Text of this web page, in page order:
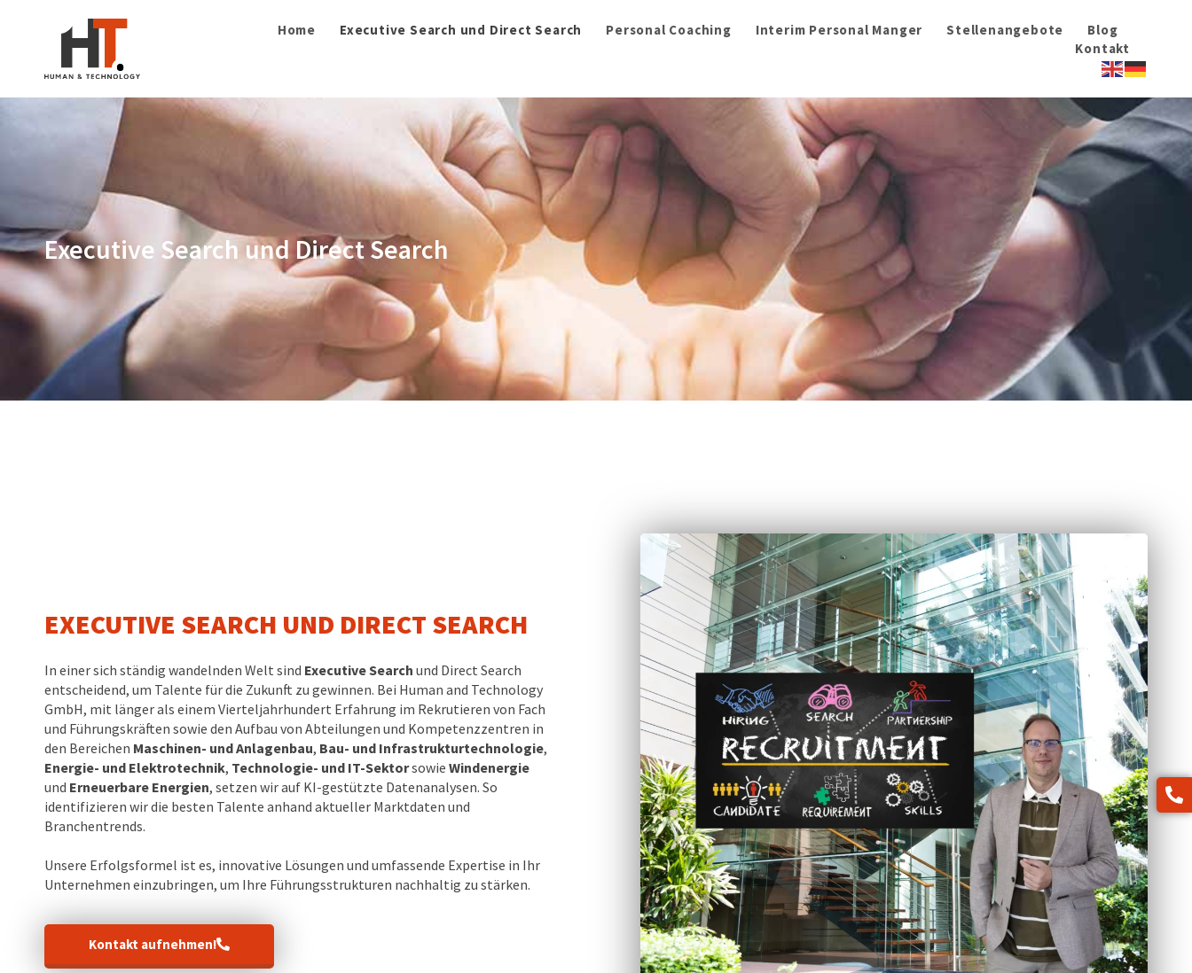
Home Executive Search und Direct Search Personal Coaching Interim Personal Manger Stellenangebote
Blog
Kontakt
Executive Search und Direct Search
EXECUTIVE SEARCH UND DIRECT SEARCH
In einer sich ständig wandelnden Welt sind Executive Search und Direct Search
entscheidend, um Talente für die Zukunft zu gewinnen. Bei Human and Technology
GmbH, mit länger als einem Vierteljahrhundert Erfahrung im Rekrutieren von Fach
und Führungskräften sowie den Aufbau von Abteilungen und Kompetenzzentren in
den Bereichen Maschinen- und Anlagenbau, Bau- und Infrastrukturtechnologie,
Energie- und Elektrotechnik, Technologie- und IT-Sektorsowie Windenergie
und Erneuerbare Energien, setzen wir auf KI-gestützte Datenanalysen. So
identifizieren wir die besten Talente anhand aktueller Marktdaten und
Branchentrends.
Unsere Erfolgsformel ist es, innovative Lösungen und umfassende Expertise in Ihr
Unternehmen einzubringen, um Ihre Führungsstrukturen nachhaltig zu stärken.
Kontakt aufnehmen!